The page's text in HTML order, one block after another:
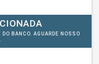
BANCO. AGUARDE NOSSO